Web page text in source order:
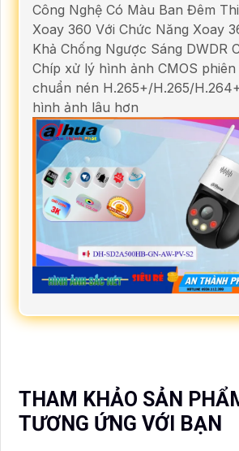
Công Nghệ Có Màu Ban Đêm
Xoay 360 Với Chức Năng Xoay
Khả Chống Ngược Sáng DWDR
Chíp xử lý hình ảnh CMOS
chuẩn nén H.265+/H.265/
hình ảnh lâu hơn
THAM KHẢO SẢN
TƯƠNG ỨNG VỚI BẠN